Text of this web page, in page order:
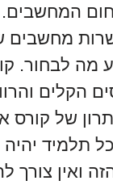
המחשבים.
מחשבים
מה לבחור.
הקלים
של קורס
תלמיד יהיה
ואין צורך